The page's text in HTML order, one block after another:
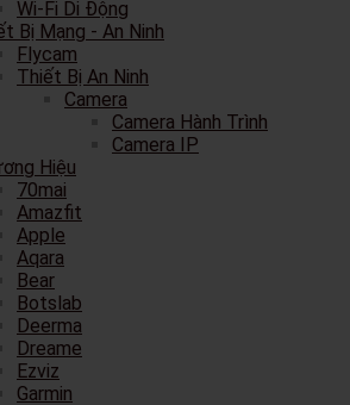
Wi-Fi Di Động
Bị Mạng - An Ninh
Flycam
Thiết Bị An Ninh
Camera
Camera Hành Trình
Camera IP
Hiệu
70mai
Amazfit
Apple
Aqara
Bear
Botslab
Deerma
Dreame
Ezviz
Garmin